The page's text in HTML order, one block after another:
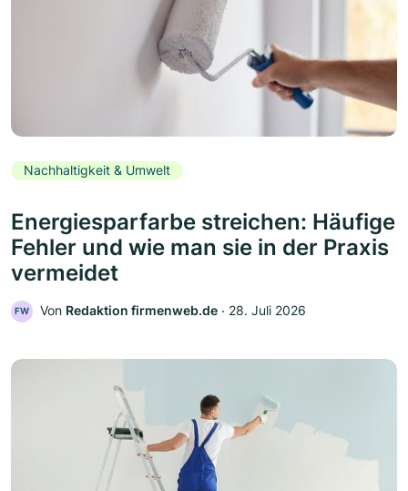
Nachhaltigkeit & Umwelt
Energiesparfarbe streichen: Häufige
Fehler und wie man sie in der Praxis
vermeidet
FW Von Redaktion firmenweb.de ‧ 28. Juli 2026